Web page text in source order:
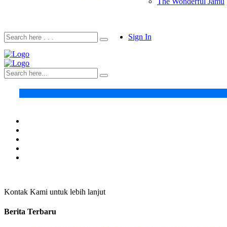
Sign In
Kontak Kami untuk lebih lanjut
Berita Terbaru